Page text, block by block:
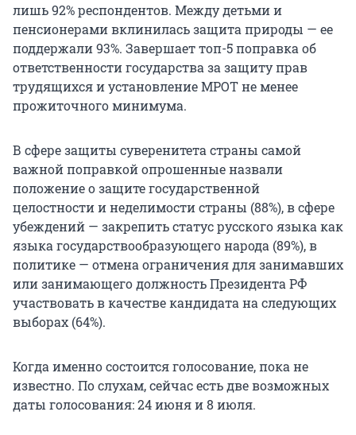
лишь 92% респондентов. Между детьми и
пенсионерами вклинилась защита природы — ее
поддержали 93%. Завершает топ-5 поправка об
ответственности государства за защиту прав
трудящихся и установление МРОТ не менее
прожиточного минимума.
В сфере защиты суверенитета страны самой
важной поправкой опрошенные назвали
положение о защите государственной
целостности и неделимости страны (88%), в сфере
убеждений — закрепить статус русского языка как
языка государствообразующего народа (89%), в
политике — отмена ограничения для занимавших
или занимающего должность Президента РФ
участвовать в качестве кандидата на следующих
выборах (64%).
Когда именно состоится голосование, пока не
известно. По слухам, сейчас есть две возможных
даты голосования: 24 июня и 8 июля.